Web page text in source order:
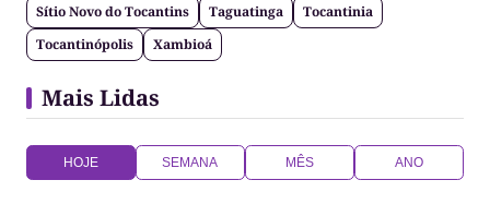
Sítio Novo do Tocantins
Taguatinga
Tocantinia
Tocantinópolis
Xambioá
Mais Lidas
HOJE SEMANA MÊS ANO